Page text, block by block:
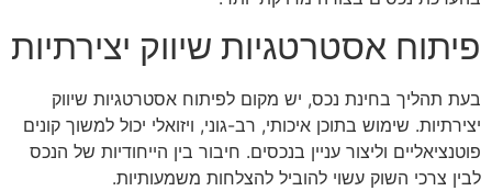
פיתוח אסטרטגיות שיווק יצירתיות
בעת תהליך בחינת נכס, יש מקום לפיתוח אסטרטגיות שיווק
יצירתיות. שימוש בתוכן איכותי, רב-גוני, ויזואלי יכול למשוך קונים
פוטנציאליים וליצור עניין בנכסים. חיבור בין הייחודיות של הנכס
לבין צרכי השוק עשוי להוביל להצלחות משמעותיות.